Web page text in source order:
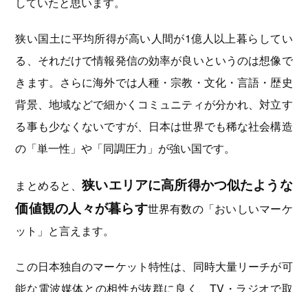
狭い国土に平均所得が高い人間が1億人以上暮らしてい
る、それだけで情報発信の効率が良いというのは想像で
きます。さらに海外では人種・宗教・文化・言語・歴史
背景、地域などで細かくコミュニティが分かれ、対立す
る事も少なくないですが、日本は世界でも稀な社会構造
の「単一性」や「同調圧力」が強い国です。
まとめると、狭いエリアに高所得かつ似たような
価値観の人々が暮らす世界有数の「おいしいマーケ
ット」と言えます。
この日本独自のマーケット特性は、同時大量リーチが可
能な電波媒体との相性が抜群に良く、TV・ラジオで取